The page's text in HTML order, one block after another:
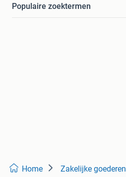
Populaire zoektermen
Home Zakelijke goederen